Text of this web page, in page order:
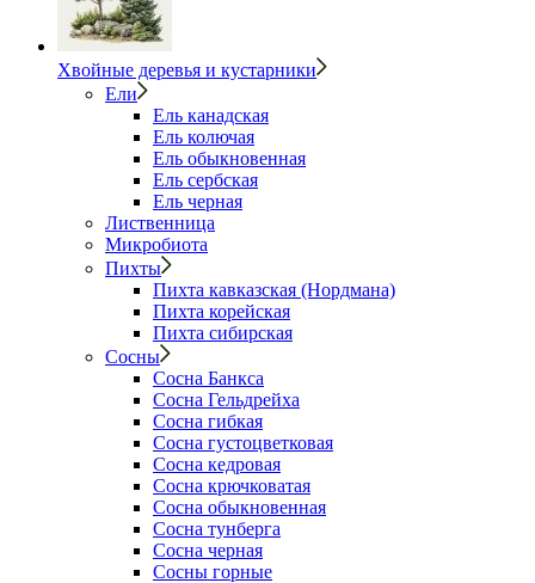
Хвойные деревья и кустарники
Ели
Ель канадская
Ель колючая
Ель обыкновенная
Ель сербская
Ель черная
Лиственница
Микробиота
Пихты
Пихта кавказская (Нордмана)
Пихта корейская
Пихта сибирская
Сосны
Сосна Банкса
Сосна Гельдрейха
Сосна гибкая
Сосна густоцветковая
Сосна кедровая
Сосна крючковатая
Сосна обыкновенная
Сосна тунберга
Сосна черная
Сосны горные